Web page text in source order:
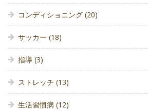
コンディショニング (20)
サッカー (18)
指導 (3)
ストレッチ (13)
生活習慣病 (12)